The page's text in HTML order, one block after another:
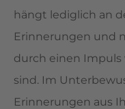
hängt lediglich an
Erinnerungen und
durch einen
sind. Im
Erinnerungen aus